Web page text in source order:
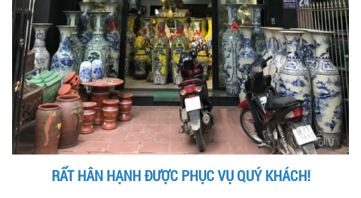
RẤT HÂN HẠNH ĐƯỢC PHỤC VỤ QUÝ KHÁCH!